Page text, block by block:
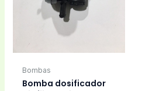
Bombas
Bomba dosificador